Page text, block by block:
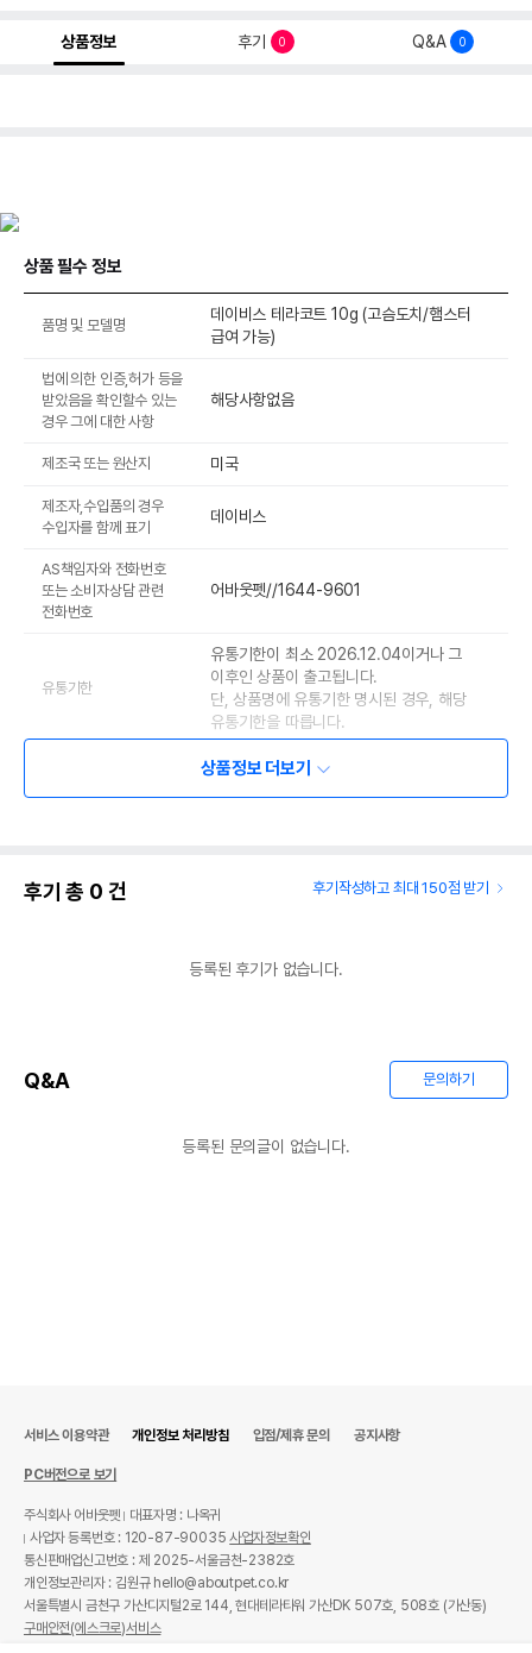
상품정보 후기 0 Q&A 0
상품 필수 정보
품명 및 모델명
데이비스 테라코트 10g (고슴도치/햄스터
급여 가능)
법에 의한 인증,허가 등을
받았음을 확인할수 있는
경우 그에 대한 사항
해당사항없음
제조국 또는 원산지 미국
제조자,수입품의 경우
수입자를 함께 표기
데이비스
AS책임자와 전화번호
또는 소비자상담 관련
전화번호
어바웃펫//1644-9601
유통기한
유통기한이 최소 2026.12.04이거나 그
이후인 상품이 출고됩니다.
단, 상품명에 유통기한 명시된 경우, 해당
유통기한을 따릅니다.
상품정보 더보기
후기 총 0 건 후기작성하고 최대 150점 받기
등록된 후기가 없습니다.
Q&A 문의하기
등록된 문의글이 없습니다.
서비스 이용약관 개인정보 처리방침 입점/제휴 문의 공지사항
PC버전으로 보기
주식회사 어바웃펫
대표자명 : 나옥귀
사업자 등록번호 : 120-87-90035사업자정보확인
통신판매업신고번호 : 제 2025-서울금천-2382호
개인정보관리자 : 김원규 hello@aboutpet.co.kr
서울특별시 금천구 가산디지털2로 144, 현대테라타워 가산DK 507호, 508호 (가산동)
구매안전(에스크로)서비스